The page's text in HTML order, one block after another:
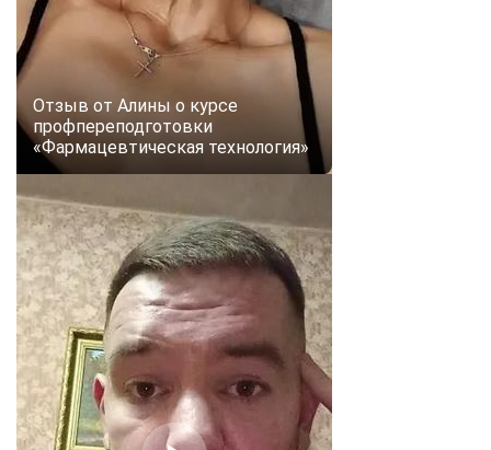
Отзыв от Алины о курсе
профпереподготовки
«Фармацевтическая технология»
Telegram WhatsApp
Vkontakte EMail